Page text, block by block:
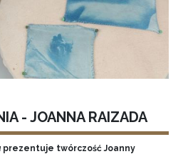
- JOANNA RAIZADA
prezentuje twórczość Joanny